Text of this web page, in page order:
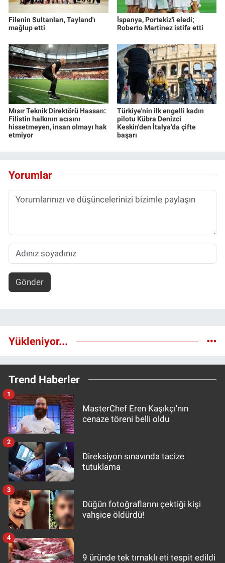
Filenin Sultanları, Tayland'ı
mağlup etti
İspanya, Portekiz'i eledi;
Roberto Martinez istifa etti
Mısır Teknik Direktörü Hassan:
Filistin halkının acısını
hissetmeyen, insan olmayı hak
etmiyor
Türkiye'nin ilk engelli kadın
pilotu Kübra Denizci
Keskin'den İtalya'da çifte
başarı
Yorumlar
Gönder
Yükleniyor...
Trend Haberler
MasterChef Eren Kaşıkçı'nın
cenaze töreni belli oldu
1
Direksiyon sınavında tacize
tutuklama
2
Düğün fotoğraflarını çektiği kişi
vahşice öldürdü!
3
9 üründe tek tırnaklı eti tespit edildi
4